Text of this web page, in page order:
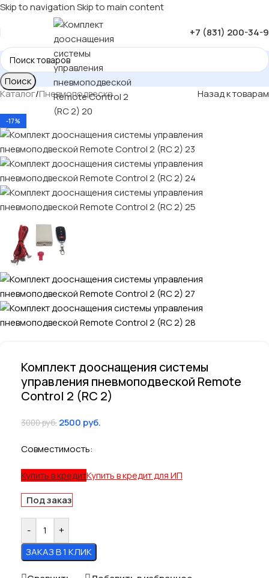
Skip to navigationSkip to main content
+7 (831) 200-34-
Поиск
Каталог/Пневмоподвеска Назад к товарам
-17%
Комплект дооснащения системы
управления пневмоподвеской Remote
Control 2 (RC 2)
3000руб. 2500 руб.
Совместимость:
Купить в кредитКупить в кредит для ИП
Под заказ
-
+
ЗАКАЗ В 1 КЛИК